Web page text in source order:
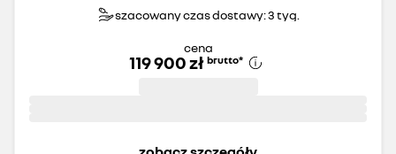
szacowany czas dostawy: 3 tyg.
cena
119 900 zł brutto*